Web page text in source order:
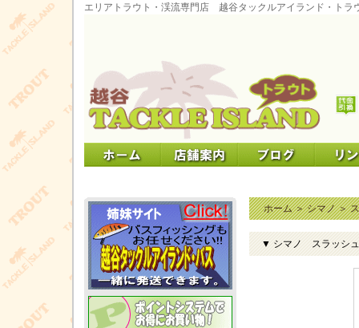
エリアトラウト・渓流専門店 越谷タックルアイランド・トラ
ホーム＞シマノ＞
▼ シマノ スラッシュ